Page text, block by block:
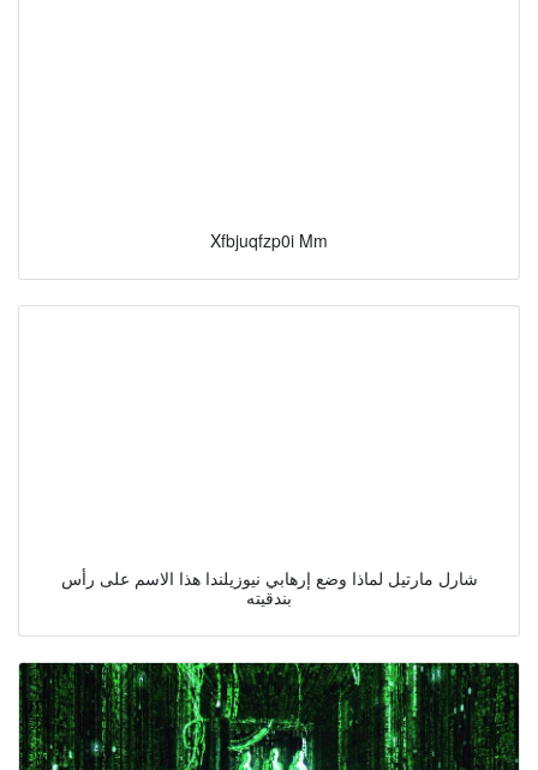
Xfbjuqfzp0i Mm
شارل مارتيل لماذا وضع إرهابي نيوزيلندا هذا الاسم على رأس
بندقيته